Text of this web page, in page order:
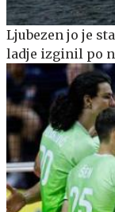
Ljubezen jo je
ladje izginil po